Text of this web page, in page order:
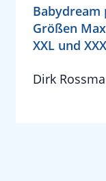
Babydream
Größen
XXL und
Dirk